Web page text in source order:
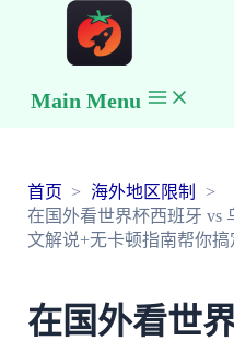
Main Menu
首页
海外地区限制
在国外看世界杯西班牙 vs
文解说+无卡顿指南帮你搞
在国外看世